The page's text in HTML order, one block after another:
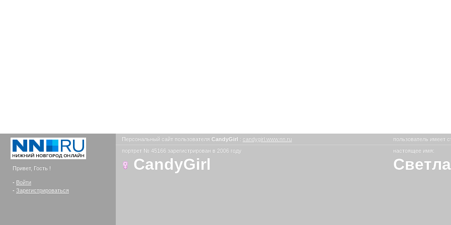
Привет, Гость !
- Войти
- Зарегистрироваться
Персональный сайт пользователя CandyGirl : candygirl.www.nn.ru пользователь имеет
портрет № 45166 зарегистрирован в 2006 году
CandyGirl
настоящее имя: